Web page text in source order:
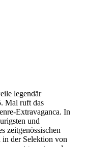
legendär
Mal ruft das
Extravaganca. In
und
zeitgenössischen
in der Selektion von